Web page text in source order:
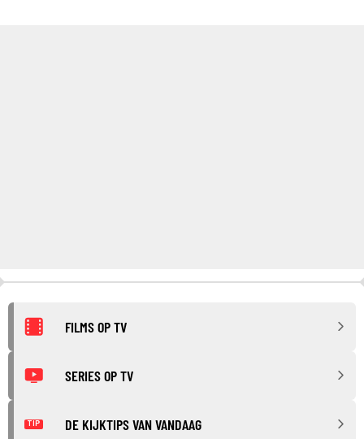
FILMS OP TV
SERIES OP TV
TIP DE KIJKTIPS VAN VANDAAG